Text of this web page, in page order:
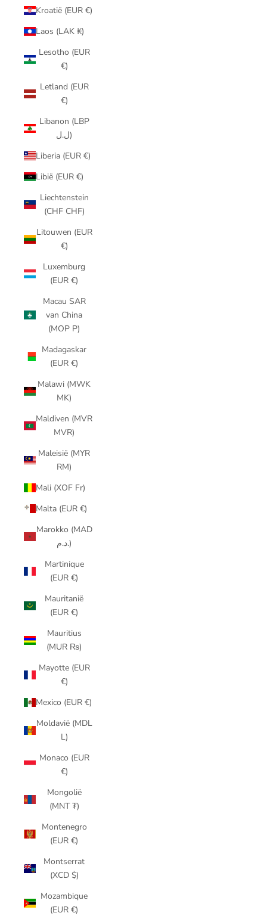
Kroatië (EUR €)
Laos (LAK ₭)
Lesotho (EUR
€)
Letland (EUR
€)
Libanon (LBP
ل.ل)
Liberia (EUR €)
Libië (EUR €)
Liechtenstein
(CHF CHF)
Litouwen (EUR
€)
Luxemburg
(EUR €)
Macau SAR
van China
(MOP P)
Madagaskar
(EUR €)
Malawi (MWK
MK)
Maldiven (MVR
MVR)
Maleisië (MYR
RM)
Mali (XOF Fr)
Malta (EUR €)
Marokko (MAD
د.م.)
Martinique
(EUR €)
Mauritanië
(EUR €)
Mauritius
(MUR ₨)
Mayotte (EUR
€)
Mexico (EUR €)
Moldavië (MDL
L)
Monaco (EUR
€)
Mongolië
(MNT ₮)
Montenegro
(EUR €)
Montserrat
(XCD $)
Mozambique
(EUR €)